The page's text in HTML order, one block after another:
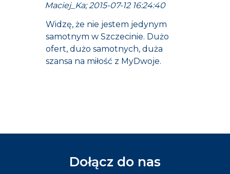
Maciej_Ka; 2015-07-12 16:24:40
Widzę, że nie jestem jedynym
samotnym w Szczecinie. Dużo
ofert, dużo samotnych, duża
szansa na miłość z MyDwoje.
Dołącz do nas